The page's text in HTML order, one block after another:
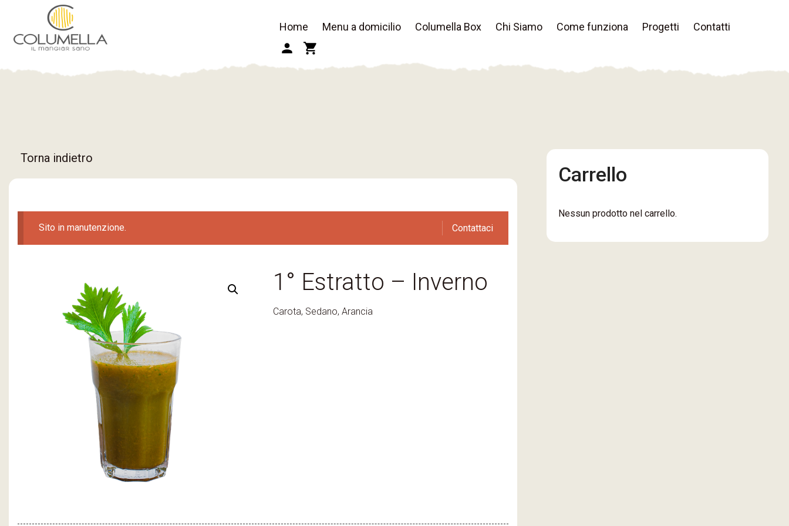
Home Menu a domicilio Columella Box Chi Siamo Come funziona Progetti Contatti
Torna indietro
Contattaci
Sito in manutenzione.
1° Estratto – Inverno
Carota, Sedano, Arancia
Carrello
Nessun prodotto nel carrello.